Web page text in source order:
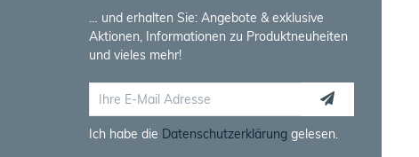
… und erhalten Sie: Angebote & exklusive
Aktionen, Informationen zu Produktneuheiten
und vieles mehr!
Ich habe die Datenschutzerklärung gelesen.